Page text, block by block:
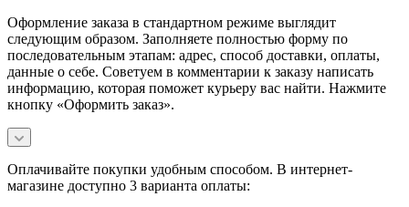
Оформление заказа в стандартном режиме выглядит
следующим образом. Заполняете полностью форму по
последовательным этапам: адрес, способ доставки, оплаты,
данные о себе. Советуем в комментарии к заказу написать
информацию, которая поможет курьеру вас найти. Нажмите
кнопку «Оформить заказ».
Оплачивайте покупки удобным способом. В интернет-
магазине доступно 3 варианта оплаты: